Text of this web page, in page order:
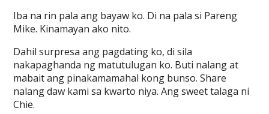
Iba na rin pala ang bayaw ko. Di na pala si Pareng
Mike. Kinamayan ako nito.
Dahil surpresa ang pagdating ko, di sila
nakapaghanda ng matutulugan ko. Buti nalang at
mabait ang pinakamamahal kong bunso. Share
nalang daw kami sa kwarto niya. Ang sweet talaga ni
Chie.